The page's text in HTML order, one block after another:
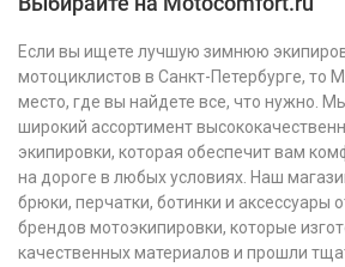
Если вы ищете лучшую зимнюю
мотоциклистов в Санкт-Петербурге, то
место, где вы найдете все, что нужно.
широкий ассортимент
экипировки, которая обеспечит вам
на дороге в любых условиях. Наш
брюки, перчатки, ботинки и аксессуары
брендов мотоэкипировки, которые
качественных материалов и прошли